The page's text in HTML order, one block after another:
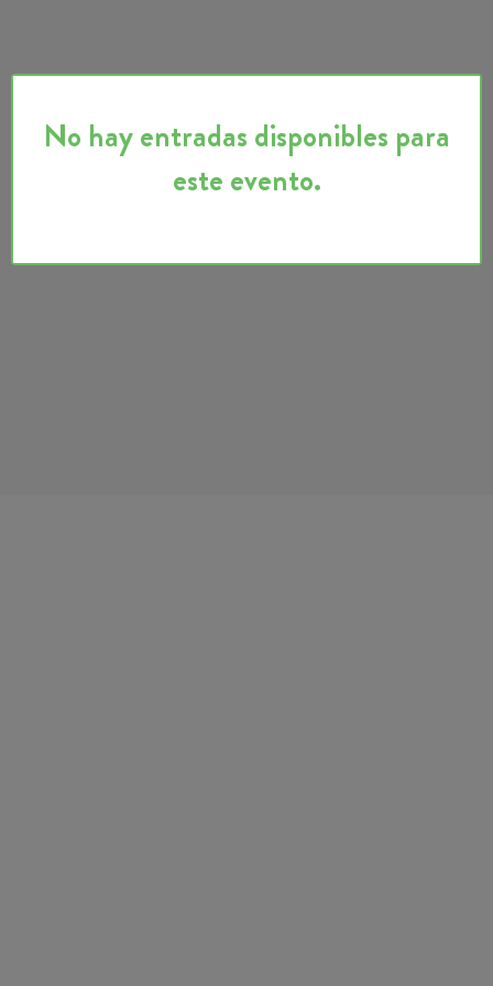
No hay entradas disponibles para
este evento.